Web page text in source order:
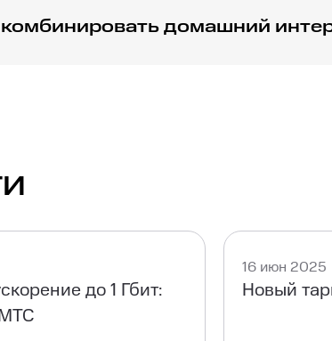
домашний
до 1 Гбит:
16 июн 2025
Новый